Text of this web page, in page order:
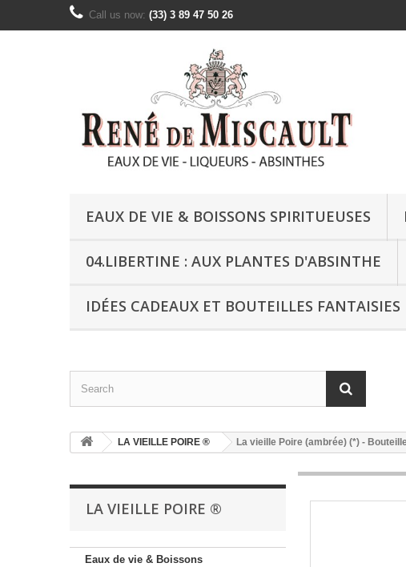
Call us now: (33) 3 89 47 50 26
EAUX DE VIE & BOISSONS SPIRITUEUSES
04.LIBERTINE : AUX PLANTES D'ABSINTHE
IDÉES CADEAUX ET BOUTEILLES FANTAISIES
LA VIEILLE POIRE ® La vieille Poire (ambrée) (*) -
LA VIEILLE POIRE ®
Eaux de vie & Boissons